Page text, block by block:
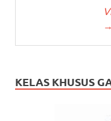
→
KELAS KHUSUS